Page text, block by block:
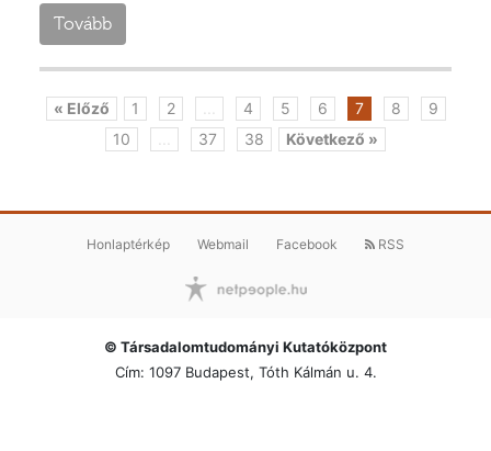
Tovább
« Előző 1 2 4 5 6 7 8
9
10
37 38 Következő »
Honlaptérkép Webmail Facebook RSS
© Társadalomtudományi Kutatóközpont
Cím: 1097 Budapest, Tóth Kálmán u. 4.